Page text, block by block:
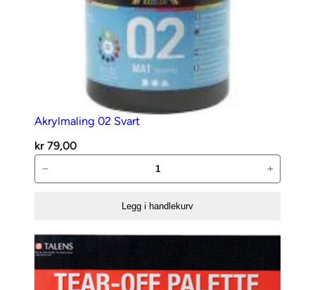
Akrylmaling 02 Svart
kr 79,00
02
− +
Legg i handlekurv